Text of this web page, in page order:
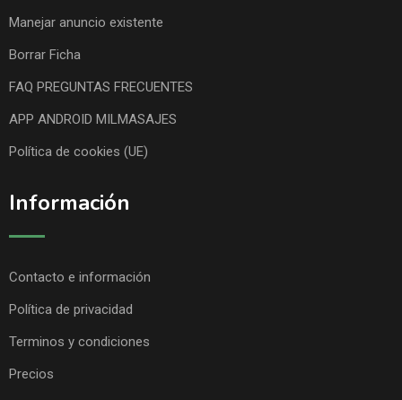
Manejar anuncio existente
Borrar Ficha
FAQ PREGUNTAS FRECUENTES
APP ANDROID MILMASAJES
Política de cookies (UE)
Información
Contacto e información
Política de privacidad
Terminos y condiciones
Precios